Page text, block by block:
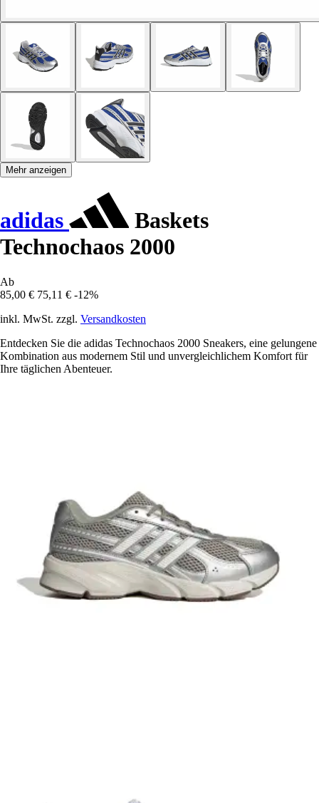
Mehr anzeigen
adidas
Baskets
Technochaos 2000
Ab
85,00 € 75,11 € -12%
inkl. MwSt. zzgl. Versandkosten
Entdecken Sie die adidas Technochaos 2000 Sneakers, eine gelungene
Kombination aus modernem Stil und unvergleichlichem Komfort für
Ihre täglichen Abenteuer.